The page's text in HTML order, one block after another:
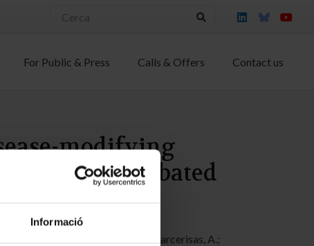
Informació
For Public & Press Calls & Offers Contact us
modifying
exacerbated
C.; Pont, C.; Muñoz-Torrero, D.; Parcerisas, A.;